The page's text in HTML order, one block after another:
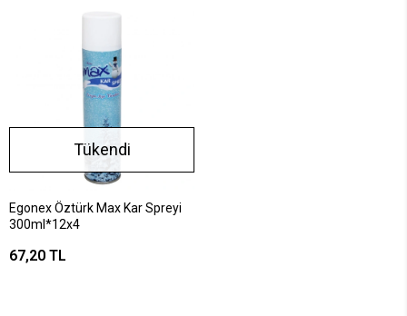
Tükendi
Egonex Öztürk Max Kar Spreyi
300ml*12x4
67,20 TL